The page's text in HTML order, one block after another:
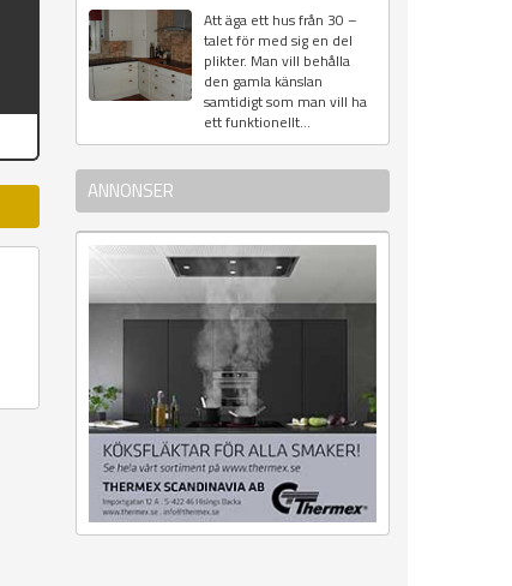
Att äga ett hus från 30 –
talet för med sig en del
plikter. Man vill behålla
den gamla känslan
samtidigt som man vill ha
ett funktionellt...
ANNONSER